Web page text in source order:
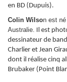
en BD (Dupuis).
Colin Wilson est
Australie. Il est
dessinateur de
Charlier et Jean
dont il réalise cinq
Brubaker (Point